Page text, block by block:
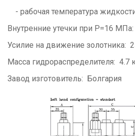
- рабочая температура
Внутренние утечки при Р=16
Усилие на движение золотника:
Масса гидрораспределителя: 4.7
Завод изготовитель: Болгария